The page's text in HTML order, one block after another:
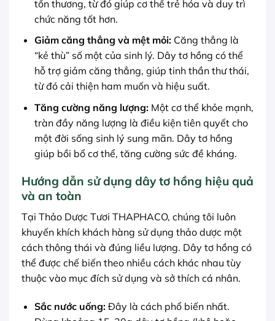
tổn thương, từ đó giúp cơ thể trẻ hóa và duy trì
chức năng tốt hơn.
Giảm căng thẳng và mệt mỏi:Căng thẳng là
“kẻ thù” số một của sinh lý. Dây tơ hồng có thể
hỗ trợ giảm căng thẳng, giúp tinh thần thư thái,
từ đó cải thiện ham muốn và hiệu suất.
Tăng cường năng lượng:Một cơ thể khỏe mạnh,
tràn đầy năng lượng là điều kiện tiên quyết cho
một đời sống sinh lý sung mãn. Dây tơ hồng
giúp bồi bổ cơ thể, tăng cường sức đề kháng.
Hướng dẫn sử dụng dây tơ hồng hiệu quả
và an toàn
Tại Thảo Dược Tươi THAPHACO, chúng tôi luôn
khuyến khích khách hàng sử dụng thảo dược một
cách thông thái và đúng liều lượng. Dây tơ hồng có
thể được chế biến theo nhiều cách khác nhau tùy
thuộc vào mục đích sử dụng và sở thích cá nhân.
Sắc nước uống:Đây là cách phổ biến nhất.